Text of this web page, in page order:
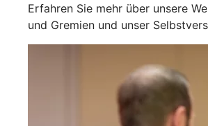
Erfahren Sie mehr über unsere
und Gremien und unser